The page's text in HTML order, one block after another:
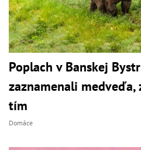
Poplach v Banskej
zaznamenali medveďa,
tím
Domáce